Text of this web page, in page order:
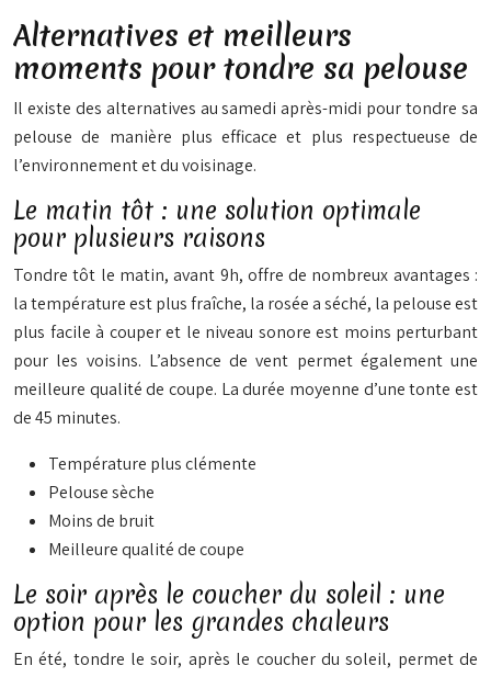
Alternatives et meilleurs
moments pour tondre sa pelouse
Il existe des alternatives au samedi après-midi pour tondre sa
pelouse de manière plus efficace et plus respectueuse de
l’environnement et du voisinage.
Le matin tôt : une solution optimale
pour plusieurs raisons
Tondre tôt le matin, avant 9h, offre de nombreux avantages :
la température est plus fraîche, la rosée a séché, la pelouse est
plus facile à couper et le niveau sonore est moins perturbant
pour les voisins. L’absence de vent permet également une
meilleure qualité de coupe. La durée moyenne d’une tonte est
de 45 minutes.
Température plus clémente
Pelouse sèche
Moins de bruit
Meilleure qualité de coupe
Le soir après le coucher du soleil : une
option pour les grandes chaleurs
En été, tondre le soir, après le coucher du soleil, permet de